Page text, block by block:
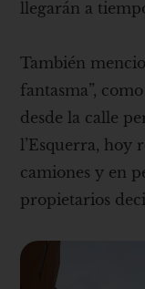
llegarán a
También
fantasma”,
desde la calle
l’Esquerra, hoy
camiones y en
propietarios